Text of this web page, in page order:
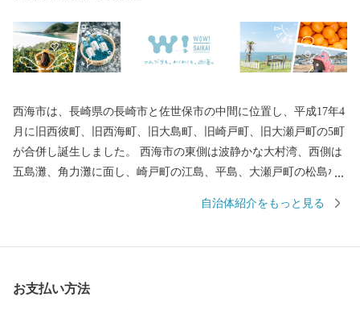
西海市は、長崎県の長崎市と佐世保市の中間に位置し、平成17年4
月に旧西彼町、旧西海町、旧大島町、旧崎戸町、旧大瀬戸町の5町
が合併し誕生しました。 西海市の東側は波静かな大村湾、西側は
五島灘、角力灘に面し、崎戸町の江島、平島、大瀬戸町の松島な
園、西彼杵半島県立公園の３つの自然公園の指定区域があり、美
キ」など、四季折々の旬の食材に恵まれています。甘くとろける
自治体紹介をもっと見る
お支払い方法